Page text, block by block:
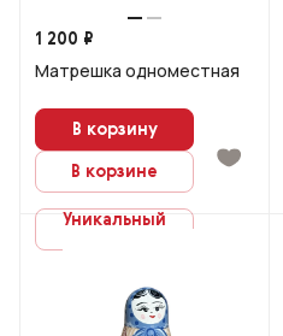
1 200 ₽
Матрешка одноместная
В корзину
В корзине
Уникальный